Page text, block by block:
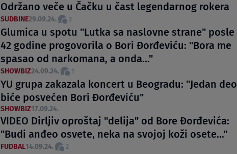
Održano veče u Čačku u čast legendarnog rokera
SUDBINE29.09.24. 2
Glumica u spotu "Lutka sa naslovne strane" posle
42 godine progovorila o Bori Đorđeviću: "Bora me
spasao od narkomana, a onda..."
SHOWBIZ24.09.24. 1
YU grupa zakazala koncert u Beogradu: "Jedan deo
biće posvećen Bori Đorđeviću"
SHOWBIZ17.09.24.
VIDEO Dirljiv oproštaj "delija" od Bore Đorđevića:
"Budi anđeo osvete, neka na svojoj koži osete..."
FUDBAL14.09.24. 2